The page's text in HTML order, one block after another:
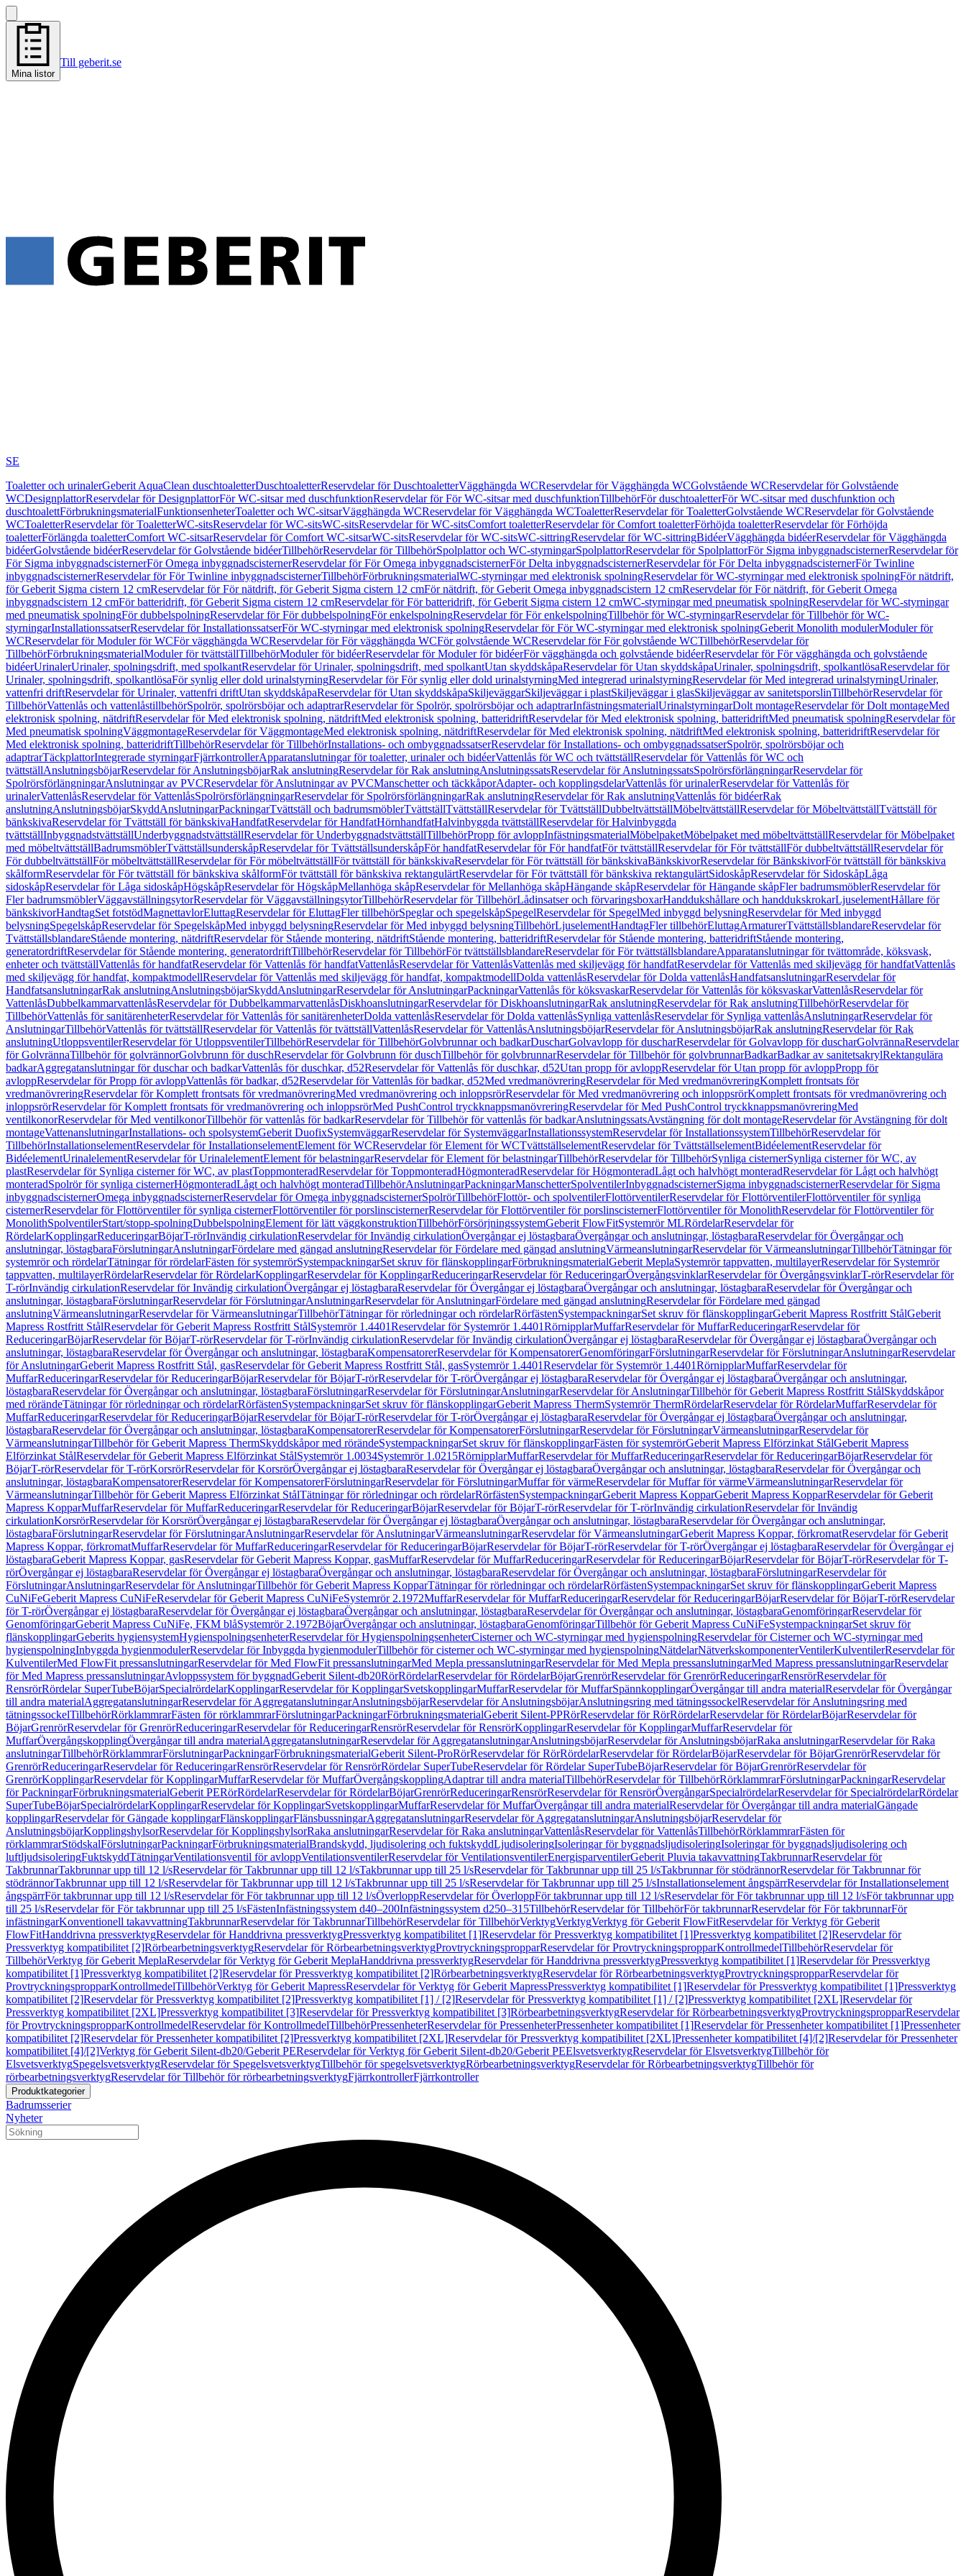
Mina listor
Till geberit.se
SE
Toaletter och urinalerGeberit AquaClean duschtoaletterDuschtoaletterReservdelar för DuschtoaletterVägghängda WCReservdelar för Vägghängda WCGolvstående WCReservdelar för Golvstående
WCDesignplattorReservdelar för DesignplattorFör WC-sitsar med duschfunktionReservdelar för För WC-sitsar med duschfunktionTillbehörFör duschtoaletterFör WC-sitsar med duschfunktion och
duschtoalettFörbrukningsmaterialFunktionsenheterToaletter och WC-sitsarVägghängda WCReservdelar för Vägghängda WCToaletterReservdelar för ToaletterGolvstående WCReservdelar för Golvstående
WCToaletterReservdelar för ToaletterWC-sitsReservdelar för WC-sitsWC-sitsReservdelar för WC-sitsComfort toaletterReservdelar för Comfort toaletterFörhöjda toaletterReservdelar för Förhöjda
toaletterFörlängda toaletterComfort WC-sitsarReservdelar för Comfort WC-sitsarWC-sitsReservdelar för WC-sitsWC-sittringReservdelar för WC-sittringBidéerVägghängda bidéerReservdelar för Vägghängda
bidéerGolvstående bidéerReservdelar för Golvstående bidéerTillbehörReservdelar för TillbehörSpolplattor och WC-styrningarSpolplattorReservdelar för SpolplattorFör Sigma inbyggnadscisternerReservdelar för
För Sigma inbyggnadscisternerFör Omega inbyggnadscisternerReservdelar för För Omega inbyggnadscisternerFör Delta inbyggnadscisternerReservdelar för För Delta inbyggnadscisternerFör Twinline
inbyggnadscisternerReservdelar för För Twinline inbyggnadscisternerTillbehörFörbrukningsmaterialWC-styrningar med elektronisk spolningReservdelar för WC-styrningar med elektronisk spolningFör nätdrift,
för Geberit Sigma cistern 12 cmReservdelar för För nätdrift, för Geberit Sigma cistern 12 cmFör nätdrift, för Geberit Omega inbyggnadscistern 12 cmReservdelar för För nätdrift, för Geberit Omega
inbyggnadscistern 12 cmFör batteridrift, för Geberit Sigma cistern 12 cmReservdelar för För batteridrift, för Geberit Sigma cistern 12 cmWC-styrningar med pneumatisk spolningReservdelar för WC-styrningar
med pneumatisk spolningFör dubbelspolningReservdelar för För dubbelspolningFör enkelspolningReservdelar för För enkelspolningTillbehör för WC-styrningarReservdelar för Tillbehör för WC-
styrningarInstallationssatserReservdelar för InstallationssatserFör WC-styrningar med elektronisk spolningReservdelar för För WC-styrningar med elektronisk spolningGeberit Monolith modulerModuler för
WCReservdelar för Moduler för WCFör vägghängda WCReservdelar för För vägghängda WCFör golvstående WCReservdelar för För golvstående WCTillbehörReservdelar för
TillbehörFörbrukningsmaterialModuler för tvättställTillbehörModuler för bidéerReservdelar för Moduler för bidéerFör vägghängda och golvstående bidéerReservdelar för För vägghängda och golvstående
bidéerUrinalerUrinaler, spolningsdrift, med spolkantReservdelar för Urinaler, spolningsdrift, med spolkantUtan skyddskåpaReservdelar för Utan skyddskåpaUrinaler, spolningsdrift, spolkantlösaReservdelar för
Urinaler, spolningsdrift, spolkantlösaFör synlig eller dold urinalstyrningReservdelar för För synlig eller dold urinalstyrningMed integrerad urinalstyrningReservdelar för Med integrerad urinalstyrningUrinaler,
vattenfri driftReservdelar för Urinaler, vattenfri driftUtan skyddskåpaReservdelar för Utan skyddskåpaSkiljeväggarSkiljeväggar i plastSkiljeväggar i glasSkiljeväggar av sanitetsporslinTillbehörReservdelar för
TillbehörVattenlås och vattenlåstillbehörSpolrör, spolrörsböjar och adaptrarReservdelar för Spolrör, spolrörsböjar och adaptrarInfästningsmaterialUrinalstyrningarDolt montageReservdelar för Dolt montageMed
elektronisk spolning, nätdriftReservdelar för Med elektronisk spolning, nätdriftMed elektronisk spolning, batteridriftReservdelar för Med elektronisk spolning, batteridriftMed pneumatisk spolningReservdelar för
Med pneumatisk spolningVäggmontageReservdelar för VäggmontageMed elektronisk spolning, nätdriftReservdelar för Med elektronisk spolning, nätdriftMed elektronisk spolning, batteridriftReservdelar för
Med elektronisk spolning, batteridriftTillbehörReservdelar för TillbehörInstallations- och ombyggnadssatserReservdelar för Installations- och ombyggnadssatserSpolrör, spolrörsböjar och
adaptrarTäckplattorIntegrerade styrningarFjärrkontrollerApparatanslutningar för toaletter, urinaler och bidéerVattenlås för WC och tvättställReservdelar för Vattenlås för WC och
tvättställAnslutningsböjarReservdelar för AnslutningsböjarRak anslutningReservdelar för Rak anslutningAnslutningssatsReservdelar för AnslutningssatsSpolrörsförlängningarReservdelar för
SpolrörsförlängningarAnslutningar av PVCReservdelar för Anslutningar av PVCManschetter och täckkåporAdapter- och kopplingsdelarVattenlås för urinalerReservdelar för Vattenlås för
urinalerVattenlåsReservdelar för VattenlåsSpolrörsförlängningarReservdelar för SpolrörsförlängningarRak anslutningReservdelar för Rak anslutningVattenlås för bidéerRak
anslutningAnslutningsböjarSkyddAnslutningarPackningarTvättställ och badrumsmöblerTvättställTvättställReservdelar för TvättställDubbeltvättställMöbeltvättställReservdelar för MöbeltvättställTvättställ för
bänkskivaReservdelar för Tvättställ för bänkskivaHandfatReservdelar för HandfatHörnhandfatHalvinbyggda tvättställReservdelar för Halvinbyggda
tvättställInbyggnadstvättställUnderbyggnadstvättställReservdelar för UnderbyggnadstvättställTillbehörPropp för avloppInfästningsmaterialMöbelpaketMöbelpaket med möbeltvättställReservdelar för Möbelpaket
med möbeltvättställBadrumsmöblerTvättställsunderskåpReservdelar för TvättställsunderskåpFör handfatReservdelar för För handfatFör tvättställReservdelar för För tvättställFör dubbeltvättställReservdelar för
För dubbeltvättställFör möbeltvättställReservdelar för För möbeltvättställFör tvättställ för bänkskivaReservdelar för För tvättställ för bänkskivaBänkskivorReservdelar för BänkskivorFör tvättställ för bänkskiva
skålformReservdelar för För tvättställ för bänkskiva skålformFör tvättställ för bänkskiva rektangulärtReservdelar för För tvättställ för bänkskiva rektangulärtSidoskåpReservdelar för SidoskåpLåga
sidoskåpReservdelar för Låga sidoskåpHögskåpReservdelar för HögskåpMellanhöga skåpReservdelar för Mellanhöga skåpHängande skåpReservdelar för Hängande skåpFler badrumsmöblerReservdelar för
Fler badrumsmöblerVäggavställningsytorReservdelar för VäggavställningsytorTillbehörReservdelar för TillbehörLådinsatser och förvaringsboxarHanddukshållare och handdukskrokarLjuselementHållare för
bänkskivorHandtagSet fotstödMagnettavlorEluttagReservdelar för EluttagFler tillbehörSpeglar och spegelskåpSpegelReservdelar för SpegelMed inbyggd belysningReservdelar för Med inbyggd
belysningSpegelskåpReservdelar för SpegelskåpMed inbyggd belysningReservdelar för Med inbyggd belysningTillbehörLjuselementHandtagFler tillbehörEluttagArmaturerTvättställsblandareReservdelar för
TvättställsblandareStående montering, nätdriftReservdelar för Stående montering, nätdriftStående montering, batteridriftReservdelar för Stående montering, batteridriftStående montering,
generatordriftReservdelar för Stående montering, generatordriftTillbehörReservdelar för TillbehörFör tvättställsblandareReservdelar för För tvättställsblandareApparatanslutningar för tvättområde, köksvask,
enheter och tvättställVattenlås för handfatReservdelar för Vattenlås för handfatVattenlåsReservdelar för VattenlåsVattenlås med skiljevägg för handfatReservdelar för Vattenlås med skiljevägg för handfatVattenlås
med skiljevägg för handfat, kompaktmodellReservdelar för Vattenlås med skiljevägg för handfat, kompaktmodellDolda vattenlåsReservdelar för Dolda vattenlåsHandfatsanslutningarReservdelar för
HandfatsanslutningarRak anslutningAnslutningsböjarSkyddAnslutningarReservdelar för AnslutningarPackningarVattenlås för köksvaskarReservdelar för Vattenlås för köksvaskarVattenlåsReservdelar för
VattenlåsDubbelkammarvattenlåsReservdelar för DubbelkammarvattenlåsDiskhoanslutningarReservdelar för DiskhoanslutningarRak anslutningReservdelar för Rak anslutningTillbehörReservdelar för
TillbehörVattenlås för sanitärenheterReservdelar för Vattenlås för sanitärenheterDolda vattenlåsReservdelar för Dolda vattenlåsSynliga vattenlåsReservdelar för Synliga vattenlåsAnslutningarReservdelar för
AnslutningarTillbehörVattenlås för tvättställReservdelar för Vattenlås för tvättställVattenlåsReservdelar för VattenlåsAnslutningsböjarReservdelar för AnslutningsböjarRak anslutningReservdelar för Rak
anslutningUtloppsventilerReservdelar för UtloppsventilerTillbehörReservdelar för TillbehörGolvbrunnar och badkarDuscharGolvavlopp för duscharReservdelar för Golvavlopp för duscharGolvrännaReservdelar
för GolvrännaTillbehör för golvrännorGolvbrunn för duschReservdelar för Golvbrunn för duschTillbehör för golvbrunnarReservdelar för Tillbehör för golvbrunnarBadkarBadkar av sanitetsakrylRektangulära
badkarAggregatanslutningar för duschar och badkarVattenlås för duschkar, d52Reservdelar för Vattenlås för duschkar, d52Utan propp för avloppReservdelar för Utan propp för avloppPropp för
avloppReservdelar för Propp för avloppVattenlås för badkar, d52Reservdelar för Vattenlås för badkar, d52Med vredmanövreringReservdelar för Med vredmanövreringKomplett frontsats för
vredmanövreringReservdelar för Komplett frontsats för vredmanövreringMed vredmanövrering och inloppsrörReservdelar för Med vredmanövrering och inloppsrörKomplett frontsats för vredmanövrering och
inloppsrörReservdelar för Komplett frontsats för vredmanövrering och inloppsrörMed PushControl tryckknappsmanövreringReservdelar för Med PushControl tryckknappsmanövreringMed
ventilkonorReservdelar för Med ventilkonorTillbehör för vattenlås för badkarReservdelar för Tillbehör för vattenlås för badkarAnslutningssatsAvstängning för dolt montageReservdelar för Avstängning för dolt
montageVattenanslutningarInstallations- och spolsystemGeberit DuofixSystemväggarReservdelar för SystemväggarInstallationssystemReservdelar för InstallationssystemTillbehörReservdelar för
TillbehörInstallationselementReservdelar för InstallationselementElement för WCReservdelar för Element för WCTvättställselementReservdelar för TvättställselementBidéelementReservdelar för
BidéelementUrinalelementReservdelar för UrinalelementElement för belastningarReservdelar för Element för belastningarTillbehörReservdelar för TillbehörSynliga cisternerSynliga cisterner för WC, av
plastReservdelar för Synliga cisterner för WC, av plastToppmonteradReservdelar för ToppmonteradHögmonteradReservdelar för HögmonteradLågt och halvhögt monteradReservdelar för Lågt och halvhögt
monteradSpolrör för synliga cisternerHögmonteradLågt och halvhögt monteradTillbehörAnslutningarPackningarManschetterSpolventilerInbyggnadscisternerSigma inbyggnadscisternerReservdelar för Sigma
inbyggnadscisternerOmega inbyggnadscisternerReservdelar för Omega inbyggnadscisternerSpolrörTillbehörFlottör- och spolventilerFlottörventilerReservdelar för FlottörventilerFlottörventiler för synliga
cisternerReservdelar för Flottörventiler för synliga cisternerFlottörventiler för porslinscisternerReservdelar för Flottörventiler för porslinscisternerFlottörventiler för MonolithReservdelar för Flottörventiler för
MonolithSpolventilerStart/stopp-spolningDubbelspolningElement för lätt väggkonstruktionTillbehörFörsörjningssystemGeberit FlowFitSystemrör MLRördelarReservdelar för
RördelarKopplingarReduceringarBöjarT-rörInvändig cirkulationReservdelar för Invändig cirkulationÖvergångar ej löstagbaraÖvergångar och anslutningar, löstagbaraReservdelar för Övergångar och
anslutningar, löstagbaraFörslutningarAnslutningarFördelare med gängad anslutningReservdelar för Fördelare med gängad anslutningVärmeanslutningarReservdelar för VärmeanslutningarTillbehörTätningar för
systemrör och rördelarTätningar för rördelarFästen för systemrörSystempackningarSet skruv för flänskopplingarFörbrukningsmaterialGeberit MeplaSystemrör tappvatten, multilayerReservdelar för Systemrör
tappvatten, multilayerRördelarReservdelar för RördelarKopplingarReservdelar för KopplingarReduceringarReservdelar för ReduceringarÖvergångsvinklarReservdelar för ÖvergångsvinklarT-rörReservdelar för
T-rörInvändig cirkulationReservdelar för Invändig cirkulationÖvergångar ej löstagbaraReservdelar för Övergångar ej löstagbaraÖvergångar och anslutningar, löstagbaraReservdelar för Övergångar och
anslutningar, löstagbaraFörslutningarReservdelar för FörslutningarAnslutningarReservdelar för AnslutningarFördelare med gängad anslutningReservdelar för Fördelare med gängad
anslutningVärmeanslutningarReservdelar för VärmeanslutningarTillbehörTätningar för rörledningar och rördelarRörfästenSystempackningarSet skruv för flänskopplingarGeberit Mapress Rostfritt StålGeberit
Mapress Rostfritt StålReservdelar för Geberit Mapress Rostfritt StålSystemrör 1.4401Reservdelar för Systemrör 1.4401RörnipplarMuffarReservdelar för MuffarReduceringarReservdelar för
ReduceringarBöjarReservdelar för BöjarT-rörReservdelar för T-rörInvändig cirkulationReservdelar för Invändig cirkulationÖvergångar ej löstagbaraReservdelar för Övergångar ej löstagbaraÖvergångar och
anslutningar, löstagbaraReservdelar för Övergångar och anslutningar, löstagbaraKompensatorerReservdelar för KompensatorerGenomföringarFörslutningarReservdelar för FörslutningarAnslutningarReservdelar
för AnslutningarGeberit Mapress Rostfritt Stål, gasReservdelar för Geberit Mapress Rostfritt Stål, gasSystemrör 1.4401Reservdelar för Systemrör 1.4401RörnipplarMuffarReservdelar för
MuffarReduceringarReservdelar för ReduceringarBöjarReservdelar för BöjarT-rörReservdelar för T-rörÖvergångar ej löstagbaraReservdelar för Övergångar ej löstagbaraÖvergångar och anslutningar,
löstagbaraReservdelar för Övergångar och anslutningar, löstagbaraFörslutningarReservdelar för FörslutningarAnslutningarReservdelar för AnslutningarTillbehör för Geberit Mapress Rostfritt StålSkyddskåpor
med rörändeTätningar för rörledningar och rördelarRörfästenSystempackningarSet skruv för flänskopplingarGeberit Mapress ThermSystemrör ThermRördelarReservdelar för RördelarMuffarReservdelar för
MuffarReduceringarReservdelar för ReduceringarBöjarReservdelar för BöjarT-rörReservdelar för T-rörÖvergångar ej löstagbaraReservdelar för Övergångar ej löstagbaraÖvergångar och anslutningar,
löstagbaraReservdelar för Övergångar och anslutningar, löstagbaraKompensatorerReservdelar för KompensatorerFörslutningarReservdelar för FörslutningarVärmeanslutningarReservdelar för
VärmeanslutningarTillbehör för Geberit Mapress ThermSkyddskåpor med rörändeSystempackningarSet skruv för flänskopplingarFästen för systemrörGeberit Mapress Elförzinkat StålGeberit Mapress
Elförzinkat StålReservdelar för Geberit Mapress Elförzinkat StålSystemrör 1.0034Systemrör 1.0215RörnipplarMuffarReservdelar för MuffarReduceringarReservdelar för ReduceringarBöjarReservdelar för
BöjarT-rörReservdelar för T-rörKorsrörReservdelar för KorsrörÖvergångar ej löstagbaraReservdelar för Övergångar ej löstagbaraÖvergångar och anslutningar, löstagbaraReservdelar för Övergångar och
anslutningar, löstagbaraKompensatorerReservdelar för KompensatorerFörslutningarReservdelar för FörslutningarMuffar för värmeReservdelar för Muffar för värmeVärmeanslutningarReservdelar för
VärmeanslutningarTillbehör för Geberit Mapress Elförzinkat StålTätningar för rörledningar och rördelarRörfästenSystempackningarGeberit Mapress KopparGeberit Mapress KopparReservdelar för Geberit
Mapress KopparMuffarReservdelar för MuffarReduceringarReservdelar för ReduceringarBöjarReservdelar för BöjarT-rörReservdelar för T-rörInvändig cirkulationReservdelar för Invändig
cirkulationKorsrörReservdelar för KorsrörÖvergångar ej löstagbaraReservdelar för Övergångar ej löstagbaraÖvergångar och anslutningar, löstagbaraReservdelar för Övergångar och anslutningar,
löstagbaraFörslutningarReservdelar för FörslutningarAnslutningarReservdelar för AnslutningarVärmeanslutningarReservdelar för VärmeanslutningarGeberit Mapress Koppar, förkromatReservdelar för Geberit
Mapress Koppar, förkromatMuffarReservdelar för MuffarReduceringarReservdelar för ReduceringarBöjarReservdelar för BöjarT-rörReservdelar för T-rörÖvergångar ej löstagbaraReservdelar för Övergångar ej
löstagbaraGeberit Mapress Koppar, gasReservdelar för Geberit Mapress Koppar, gasMuffarReservdelar för MuffarReduceringarReservdelar för ReduceringarBöjarReservdelar för BöjarT-rörReservdelar för T-
rörÖvergångar ej löstagbaraReservdelar för Övergångar ej löstagbaraÖvergångar och anslutningar, löstagbaraReservdelar för Övergångar och anslutningar, löstagbaraFörslutningarReservdelar för
FörslutningarAnslutningarReservdelar för AnslutningarTillbehör för Geberit Mapress KopparTätningar för rörledningar och rördelarRörfästenSystempackningarSet skruv för flänskopplingarGeberit Mapress
CuNiFeGeberit Mapress CuNiFeReservdelar för Geberit Mapress CuNiFeSystemrör 2.1972MuffarReservdelar för MuffarReduceringarReservdelar för ReduceringarBöjarReservdelar för BöjarT-rörReservdelar
för T-rörÖvergångar ej löstagbaraReservdelar för Övergångar ej löstagbaraÖvergångar och anslutningar, löstagbaraReservdelar för Övergångar och anslutningar, löstagbaraGenomföringarReservdelar för
GenomföringarGeberit Mapress CuNiFe, FKM blåSystemrör 2.1972BöjarÖvergångar och anslutningar, löstagbaraGenomföringarTillbehör för Geberit Mapress CuNiFeSystempackningarSet skruv för
flänskopplingarGeberits hygiensystemHygienspolningsenheterReservdelar för HygienspolningsenheterCisterner och WC-styrningar med hygienspolningReservdelar för Cisterner och WC-styrningar med
hygienspolningInbyggda hygienmodulerReservdelar för Inbyggda hygienmodulerTillbehör för cisterner och WC-styrningar med hygienspolningNätdelarNätverkskomponenterVentilerKulventilerReservdelar för
KulventilerMed FlowFit pressanslutningarReservdelar för Med FlowFit pressanslutningarMed Mepla pressanslutningarReservdelar för Med Mepla pressanslutningarMed Mapress pressanslutningarReservdelar
för Med Mapress pressanslutningarAvloppssystem för byggnadGeberit Silent-db20RörRördelarReservdelar för RördelarBöjarGrenrörReservdelar för GrenrörReduceringarRensrörReservdelar för
RensrörRördelar SuperTubeBöjarSpecialrördelarKopplingarReservdelar för KopplingarSvetskopplingarMuffarReservdelar för MuffarSpännkopplingarÖvergångar till andra materialReservdelar för Övergångar
till andra materialAggregatanslutningarReservdelar för AggregatanslutningarAnslutningsböjarReservdelar för AnslutningsböjarAnslutningsring med tätningssockelReservdelar för Anslutningsring med
tätningssockelTillbehörRörklammrarFästen för rörklammrarFörslutningarPackningarFörbrukningsmaterialGeberit Silent-PPRörReservdelar för RörRördelarReservdelar för RördelarBöjarReservdelar för
BöjarGrenrörReservdelar för GrenrörReduceringarReservdelar för ReduceringarRensrörReservdelar för RensrörKopplingarReservdelar för KopplingarMuffarReservdelar för
MuffarÖvergångskopplingÖvergångar till andra materialAggregatanslutningarReservdelar för AggregatanslutningarAnslutningsböjarReservdelar för AnslutningsböjarRaka anslutningarReservdelar för Raka
anslutningarTillbehörRörklammrarFörslutningarPackningarFörbrukningsmaterialGeberit Silent-ProRörReservdelar för RörRördelarReservdelar för RördelarBöjarReservdelar för BöjarGrenrörReservdelar för
GrenrörReduceringarReservdelar för ReduceringarRensrörReservdelar för RensrörRördelar SuperTubeReservdelar för Rördelar SuperTubeBöjarReservdelar för BöjarGrenrörReservdelar för
GrenrörKopplingarReservdelar för KopplingarMuffarReservdelar för MuffarÖvergångskopplingAdaptrar till andra materialTillbehörReservdelar för TillbehörRörklammrarFörslutningarPackningarReservdelar
för PackningarFörbrukningsmaterialGeberit PERörRördelarReservdelar för RördelarBöjarGrenrörReduceringarRensrörReservdelar för RensrörÖvergångarSpecialrördelarReservdelar för SpecialrördelarRördelar
SuperTubeBöjarSpecialrördelarKopplingarReservdelar för KopplingarSvetskopplingarMuffarReservdelar för MuffarÖvergångar till andra materialReservdelar för Övergångar till andra materialGängade
kopplingarReservdelar för Gängade kopplingarFlänskopplingarFlänsbussningarAggregatanslutningarReservdelar för AggregatanslutningarAnslutningsböjarReservdelar för
AnslutningsböjarKopplingshylsorReservdelar för KopplingshylsorRaka anslutningarReservdelar för Raka anslutningarVattenlåsReservdelar för VattenlåsTillbehörRörklammrarFästen för
rörklammrarStödskalFörslutningarPackningarFörbrukningsmaterialBrandskydd, ljudisolering och fuktskyddLjudisoleringIsoleringar för byggnadsljudisoleringIsoleringar för byggnadsljudisolering och
luftljudsisoleringFuktskyddTätningarVentilationsventil för avloppVentilationsventilerReservdelar för VentilationsventilerEnergisparventilerGeberit Pluvia takavvattningTakbrunnarReservdelar för
TakbrunnarTakbrunnar upp till 12 l/sReservdelar för Takbrunnar upp till 12 l/sTakbrunnar upp till 25 l/sReservdelar för Takbrunnar upp till 25 l/sTakbrunnar för stödrännorReservdelar för Takbrunnar för
stödrännorTakbrunnar upp till 12 l/sReservdelar för Takbrunnar upp till 12 l/sTakbrunnar upp till 25 l/sReservdelar för Takbrunnar upp till 25 l/sInstallationselement ångspärrReservdelar för Installationselement
ångspärrFör takbrunnar upp till 12 l/sReservdelar för För takbrunnar upp till 12 l/sÖverloppReservdelar för ÖverloppFör takbrunnar upp till 12 l/sReservdelar för För takbrunnar upp till 12 l/sFör takbrunnar upp
till 25 l/sReservdelar för För takbrunnar upp till 25 l/sFästenInfästningssystem d40–200Infästningssystem d250–315TillbehörReservdelar för TillbehörFör takbrunnarReservdelar för För takbrunnarFör
infästningarKonventionell takavvattningTakbrunnarReservdelar för TakbrunnarTillbehörReservdelar för TillbehörVerktygVerktygVerktyg för Geberit FlowFitReservdelar för Verktyg för Geberit
FlowFitHanddrivna pressverktygReservdelar för Handdrivna pressverktygPressverktyg kompatibilitet [1]Reservdelar för Pressverktyg kompatibilitet [1]Pressverktyg kompatibilitet [2]Reservdelar för
Pressverktyg kompatibilitet [2]RörbearbetningsverktygReservdelar för RörbearbetningsverktygProvtryckningspropparReservdelar för ProvtryckningspropparKontrollmedelTillbehörReservdelar för
TillbehörVerktyg för Geberit MeplaReservdelar för Verktyg för Geberit MeplaHanddrivna pressverktygReservdelar för Handdrivna pressverktygPressverktyg kompatibilitet [1]Reservdelar för Pressverktyg
kompatibilitet [1]Pressverktyg kompatibilitet [2]Reservdelar för Pressverktyg kompatibilitet [2]RörbearbetningsverktygReservdelar för RörbearbetningsverktygProvtryckningspropparReservdelar för
ProvtryckningspropparKontrollmedelTillbehörVerktyg för Geberit MapressReservdelar för Verktyg för Geberit MapressPressverktyg kompatibilitet [1]Reservdelar för Pressverktyg kompatibilitet [1]Pressverktyg
kompatibilitet [2]Reservdelar för Pressverktyg kompatibilitet [2]Pressverktyg kompatibilitet [1] / [2]Reservdelar för Pressverktyg kompatibilitet [1] / [2]Pressverktyg kompatibilitet [2XL]Reservdelar för
Pressverktyg kompatibilitet [2XL]Pressverktyg kompatibilitet [3]Reservdelar för Pressverktyg kompatibilitet [3]RörbearbetningsverktygReservdelar för RörbearbetningsverktygProvtryckningspropparReservdelar
för ProvtryckningspropparKontrollmedelReservdelar för KontrollmedelTillbehörPressenheterReservdelar för PressenheterPressenheter kompatibilitet [1]Reservdelar för Pressenheter kompatibilitet [1]Pressenheter
kompatibilitet [2]Reservdelar för Pressenheter kompatibilitet [2]Pressverktyg kompatibilitet [2XL]Reservdelar för Pressverktyg kompatibilitet [2XL]Pressenheter kompatibilitet [4]/[2]Reservdelar för Pressenheter
kompatibilitet [4]/[2]Verktyg för Geberit Silent-db20/Geberit PEReservdelar för Verktyg för Geberit Silent-db20/Geberit PEElsvetsverktygReservdelar för ElsvetsverktygTillbehör för
ElsvetsverktygSpegelsvetsverktygReservdelar för SpegelsvetsverktygTillbehör för spegelsvetsverktygRörbearbetningsverktygReservdelar för RörbearbetningsverktygTillbehör för
rörbearbetningsverktygReservdelar för Tillbehör för rörbearbetningsverktygFjärrkontrollerFjärrkontroller
Produktkategorier
Badrumsserier
Nyheter